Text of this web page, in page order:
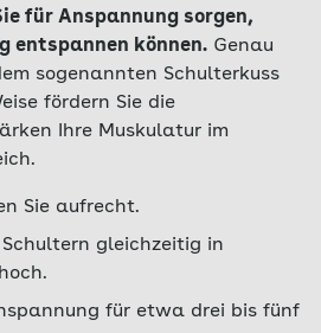
für Anspannung sorgen,
entspannen können. Genau
sogenannten Schulterkuss
fördern Sie die
Ihre Muskulatur im
Sie aufrecht.
Schultern gleichzeitig in
für etwa drei bis fünf